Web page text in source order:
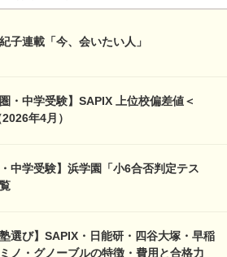
子連載「今、会いたい人」
・中学受験】SAPIX 上位校偏差値＜
年4月）
中学受験】浜学園「小6合否判定テス
塾選び】SAPIX・日能研・四谷大塚・早稲
ノ・グノーブルの特徴・費用と合格力